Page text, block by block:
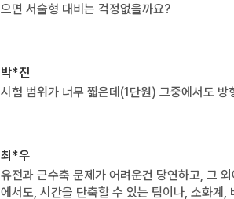
으면 서술형 대비는 걱정없을까요?
박*진
시험 범위가 너무 짧은데(1단원) 그중에서도
최*우
유전과 근수축 문제가 어려운건 당연하고, 그
에서도, 시간을 단축할 수 있는 팁이나, 소화계